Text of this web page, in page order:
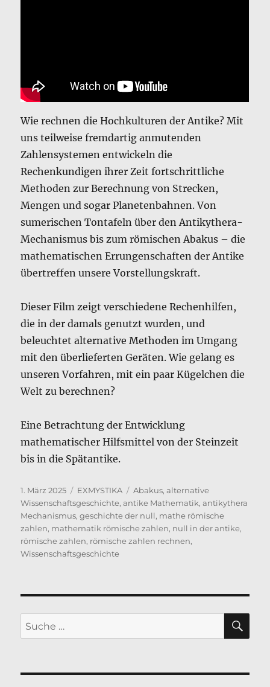
Wie rechnen die Hochkulturen der Antike? Mit
uns teilweise fremdartig anmutenden
Zahlensystemen entwickeln die
Rechenkundigen ihrer Zeit fortschrittliche
Methoden zur Berechnung von Strecken,
Mengen und sogar Planetenbahnen. Von
sumerischen Tontafeln über den Antikythera-
Mechanismus bis zum römischen Abakus – die
mathematischen Errungenschaften der Antike
übertreffen unsere Vorstellungskraft.
Dieser Film zeigt verschiedene Rechenhilfen,
die in der damals genutzt wurden, und
beleuchtet alternative Methoden im Umgang
mit den überlieferten Geräten. Wie gelang es
unseren Vorfahren, mit ein paar Kügelchen die
Welt zu berechnen?
Eine Betrachtung der Entwicklung
mathematischer Hilfsmittel von der Steinzeit
bis in die Spätantike.
Veröffentlicht
am
1. März 2025 Kategorien
EXMYSTIKA Schlagwörter
Abakus,alternative
Wissenschaftsgeschichte,antike Mathematik,antikythera
Mechanismus,geschichte der null, mathe römische
zahlen, mathematik römische zahlen, null in der antike,
römische zahlen, römische zahlen rechnen,
Wissenschaftsgeschichte
Suche
nach: